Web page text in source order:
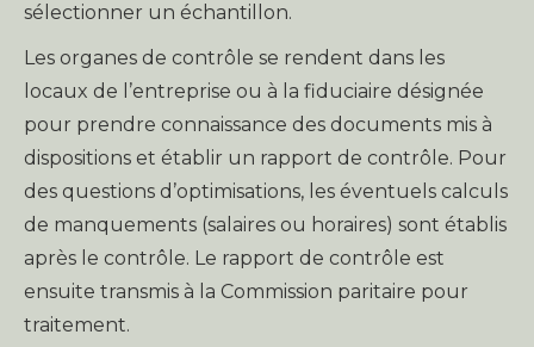
sélectionner un échantillon.
Les organes de contrôle se rendent dans les
locaux de l’entreprise ou à la fiduciaire désignée
pour prendre connaissance des documents mis à
dispositions et établir un rapport de contrôle. Pour
des questions d’optimisations, les éventuels calculs
de manquements (salaires ou horaires) sont établis
après le contrôle. Le rapport de contrôle est
ensuite transmis à la Commission paritaire pour
traitement.